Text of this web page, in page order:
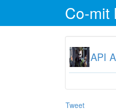
Co-mit
API
Tweet